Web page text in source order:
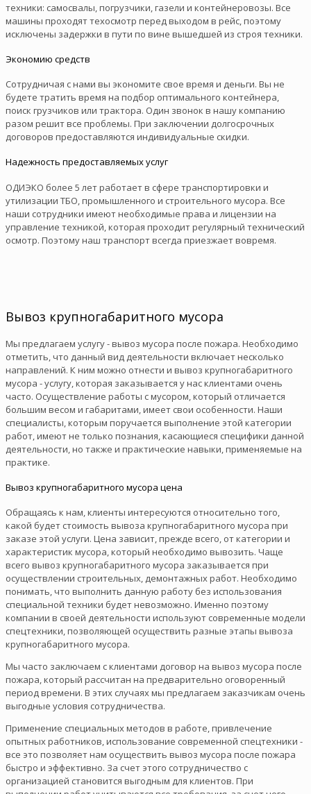
техники: самосвалы, погрузчики, газели и контейнеровозы. Все
машины проходят техосмотр перед выходом в рейс, поэтому
исключены задержки в пути по вине вышедшей из строя техники.
Экономию средств
Сотрудничая с нами вы экономите свое время и деньги. Вы не
будете тратить время на подбор оптимального контейнера,
поиск грузчиков или трактора. Один звонок в нашу компанию
разом решит все проблемы. При заключении долгосрочных
договоров предоставляются индивидуальные скидки.
Надежность предоставляемых услуг
ОДИЭКО более 5 лет работает в сфере транспортировки и
утилизации ТБО, промышленного и строительного мусора. Все
наши сотрудники имеют необходимые права и лицензии на
управление техникой, которая проходит регулярный технический
осмотр. Поэтому наш транспорт всегда приезжает вовремя.
Вывоз крупногабаритного мусора
Мы предлагаем услугу - вывоз мусора после пожара. Необходимо
отметить, что данный вид деятельности включает несколько
направлений. К ним можно отнести и вывоз крупногабаритного
мусора - услугу, которая заказывается у нас клиентами очень
часто. Осуществление работы с мусором, который отличается
большим весом и габаритами, имеет свои особенности. Наши
специалисты, которым поручается выполнение этой категории
работ, имеют не только познания, касающиеся специфики данной
деятельности, но также и практические навыки, применяемые на
практике.
Вывоз крупногабаритного мусора цена
Обращаясь к нам, клиенты интересуются относительно того,
какой будет стоимость вывоза крупногабаритного мусора при
заказе этой услуги. Цена зависит, прежде всего, от категории и
характеристик мусора, который необходимо вывозить. Чаще
всего вывоз крупногабаритного мусора заказывается при
осуществлении строительных, демонтажных работ. Необходимо
понимать, что выполнить данную работу без использования
специальной техники будет невозможно. Именно поэтому
компании в своей деятельности используют современные модели
спецтехники, позволяющей осуществить разные этапы вывоза
крупногабаритного мусора.
Мы часто заключаем с клиентами договор на вывоз мусора после
пожара, который рассчитан на предварительно оговоренный
период времени. В этих случаях мы предлагаем заказчикам очень
выгодные условия сотрудничества.
Применение специальных методов в работе, привлечение
опытных работников, использование современной спецтехники -
все это позволяет нам осуществить вывоз мусора после пожара
быстро и эффективно. За счет этого сотрудничество с
организацией становится выгодным для клиентов. При